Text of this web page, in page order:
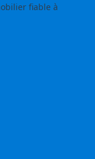
fiable à